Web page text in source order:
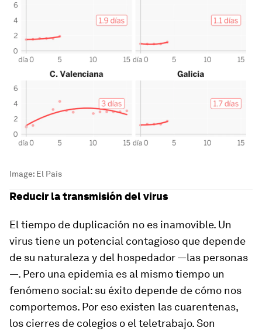
Image: El País
Reducir la transmisión del virus
El tiempo de duplicación no es inamovible. Un
virus tiene un potencial contagioso que depende
de su naturaleza y del hospedador —las personas
—. Pero una epidemia es al mismo tiempo un
fenómeno social: su éxito depende de cómo nos
comportemos. Por eso existen las cuarentenas,
los cierres de colegios o el teletrabajo. Son